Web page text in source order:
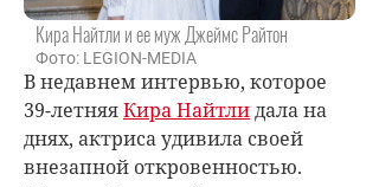
Кира Найтли и ее муж Джеймс Райтон
Фото: LEGION-MEDIA
В недавнем интервью, которое
39-летняяКира Найтлидала на
днях, актриса удивила своей
внезапной откровенностью.